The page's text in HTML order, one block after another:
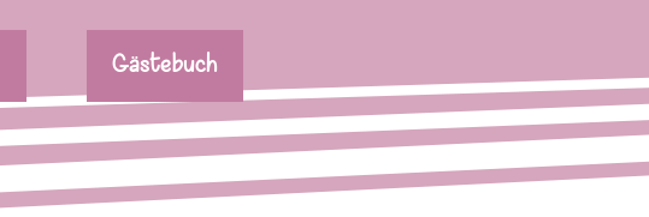
▼Gästebuch